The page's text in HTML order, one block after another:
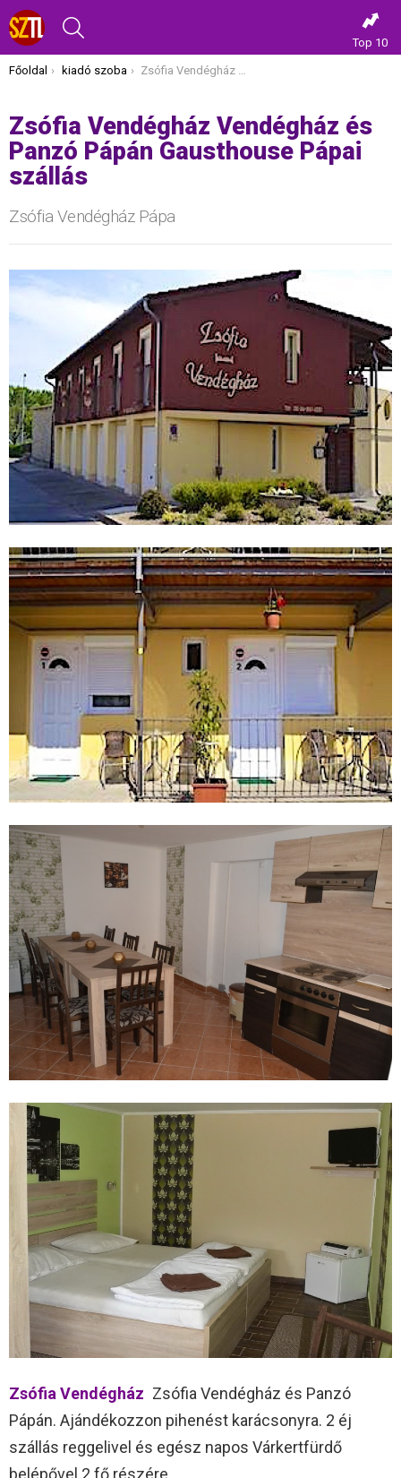
Top 10
Itt vagy most:
Főoldal kiadó szoba Zsófia Vendégház Vendégház és Panzó Pápán Gausthouse Pápai szállás
Zsófia Vendégház Vendégház és
Panzó Pápán Gausthouse Pápai
szállás
Zsófia Vendégház Pápa
Zsófia Vendégház Zsófia Vendégház és Panzó
Pápán. Ajándékozzon pihenést karácsonyra. 2 éj
szállás reggelivel és egész napos Várkertfürdő